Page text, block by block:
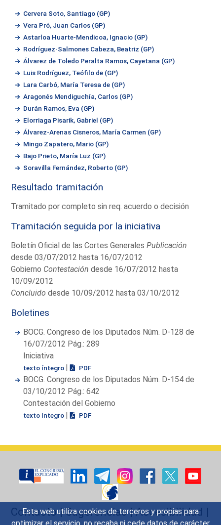
Esta web utiliza cookies de terceros y propias para
Cervera Soto, Santiago (GP)
Vera Pró, Juan Carlos (GP)
Astarloa Huarte-Mendicoa, Ignacio (GP)
Rodríguez-Salmones Cabeza, Beatriz (GP)
Álvarez de Toledo Peralta Ramos, Cayetana (GP)
Luis Rodríguez, Teófilo de (GP)
Lara Carbó, María Teresa de (GP)
Aragonés Mendiguchía, Carlos (GP)
Durán Ramos, Eva (GP)
Elorriaga Pisarik, Gabriel (GP)
Álvarez-Arenas Cisneros, María Carmen (GP)
Mingo Zapatero, Mario (GP)
Bajo Prieto, María Luz (GP)
Soravilla Fernández, Roberto (GP)
Resultado tramitación
Tramitado por completo sin req. acuerdo o decisión
Tramitación seguida por la iniciativa
Boletín Oficial de las Cortes GeneralesPublicación
desde 03/07/2012 hasta 16/07/2012
Gobierno Contestación desde 16/07/2012 hasta
10/09/2012
Concluido desde 10/09/2012 hasta 03/10/2012
Boletines
BOCG. Congreso de los Diputados Núm. D-128 de
16/07/2012 Pág.: 289
Iniciativa
texto íntegro | PDF
BOCG. Congreso de los Diputados Núm. D-154 de
03/10/2012 Pág.: 642
Contestación del Gobierno
texto íntegro | PDF
Contacto|Sugerencias|Accesibilidad |